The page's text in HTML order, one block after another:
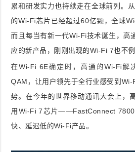
累和研发实力也持续走在全球前列。
的Wi-Fi芯片已经超过60亿颗，全球
而且每当有新一代Wi-Fi技术诞生，高
应的新产品，刚刚出现的Wi-Fi 7也不例
在Wi-Fi 6E确定时，高通的Wi-Fi解
QAM，让用户领先于全行业感受到
势。在今年的世界移动通讯大会上，
用Wi-Fi 7芯片——FastConnect
快、延迟低的Wi-Fi产品。